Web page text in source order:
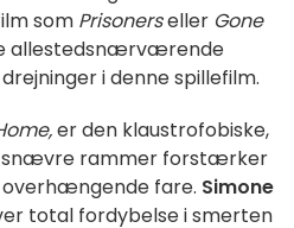
som Prisonerseller Gone
allestedsnærværende
i denne spillefilm.
er den klaustrofobiske,
snævre rammer forstærker
fare. Simone
total fordybelse i smerten